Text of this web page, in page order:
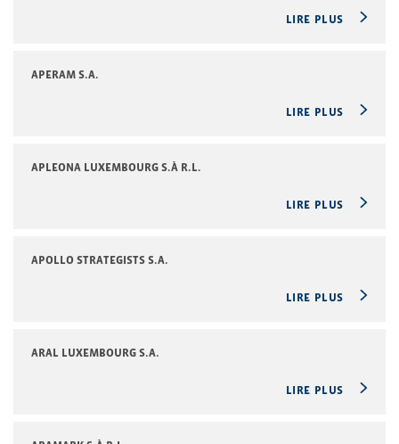
LIRE PLUS
APERAM S.A.
LIRE PLUS
APLEONA LUXEMBOURG S.À R.L.
LIRE PLUS
APOLLO STRATEGISTS S.A.
LIRE PLUS
ARAL LUXEMBOURG S.A.
LIRE PLUS